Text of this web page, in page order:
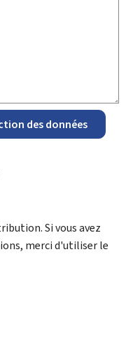
des données
Si vous avez
merci d'utiliser le